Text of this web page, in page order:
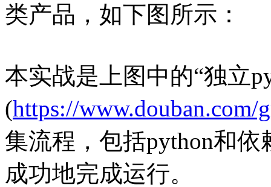
类产品，如下图所示：
本实战是上图中的“独立
(https://www.douban.com/
集流程，包括python和
成功地完成运行。